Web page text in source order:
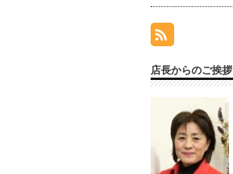
店長からのご挨拶